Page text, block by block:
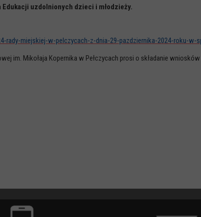
Edukacji uzdolnionych dzieci i młodzieży.
miejskiej-w-pelczycach-z-dnia-29-pazdziernika-2024-roku-w-
im. Mikołaja Kopernika w Pełczycach prosi o składanie